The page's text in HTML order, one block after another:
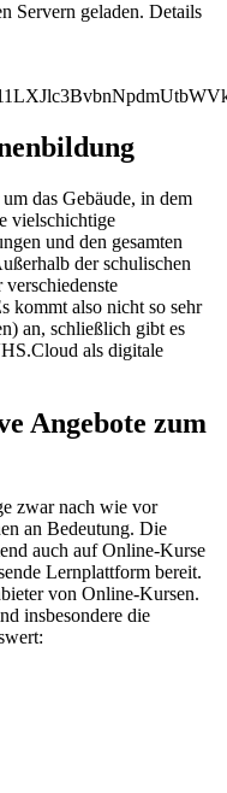
Servern geladen. Details
das Gebäude, in dem
vielschichtige
und den gesamten
der schulischen
kommt also nicht so sehr
an, schließlich gibt es
als digitale
Angebote zum
zwar nach wie vor
an Bedeutung. Die
auch auf Online-Kurse
Lernplattform bereit.
von Online-Kursen.
insbesondere die